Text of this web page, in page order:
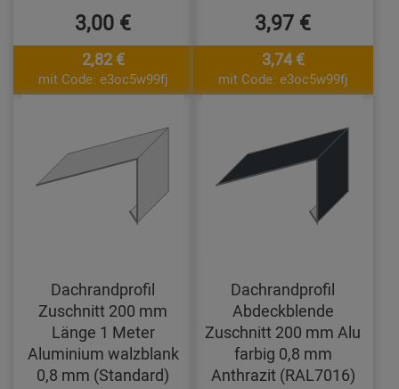
3,00 €
2,82 €
mit Code: e3oc5w99fj
3,97 €
3,74 €
mit Code: e3oc5w99fj
Dachrandprofil
Zuschnitt 200 mm
Länge 1 Meter
Aluminium walzblank
0,8 mm (Standard)
Dachrandprofil
Abdeckblende
Zuschnitt 200 mm Alu
farbig 0,8 mm
Anthrazit (RAL7016)